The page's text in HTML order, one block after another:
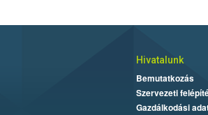
Hivatalunk
Bemutatkozás
Szervezeti
Gazdálkodási